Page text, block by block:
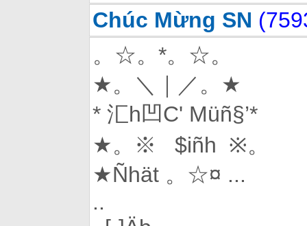
Chúc Mừng SN
。☆。*。☆。
★。＼｜／。★
* 汇h凹C' Müñ§’*
★。※ $iñh ※。
★Ñhät 。☆¤ ...
..